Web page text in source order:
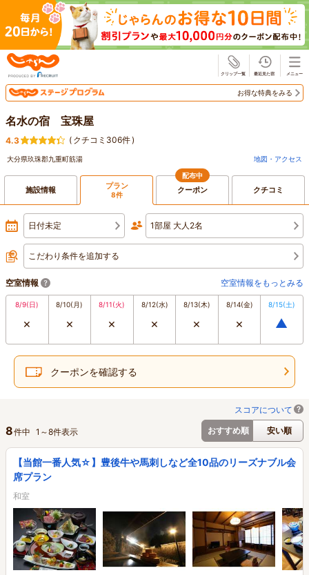
お得な特典をみる
名水の宿 宝珠屋
4.3 ( クチコミ306件)
大分県玖珠郡九重町筋湯 地図・アクセス
施設情報 プラン
8件
配布中
クーポン クチコミ
日付未定 1部屋 大人2名
こだわり条件を追加する
空室情報 空室情報をもっとみる
8/9(日)
×
8/10(月)
×
8/11(火)
×
8/12(水)
×
8/13(木)
×
8/14(金)
×
8/15(土)
▲
クーポンを確認する
スコアについて
おすすめ順
安い順
8件中 1 ～8件表示
【当館一番人気☆】豊後牛や馬刺しなど全10品のリーズナブル会
席プラン
和室